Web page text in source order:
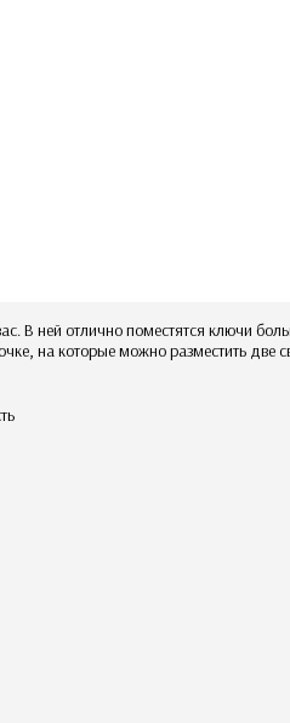
В ней отлично поместятся ключи
на которые можно разместить две